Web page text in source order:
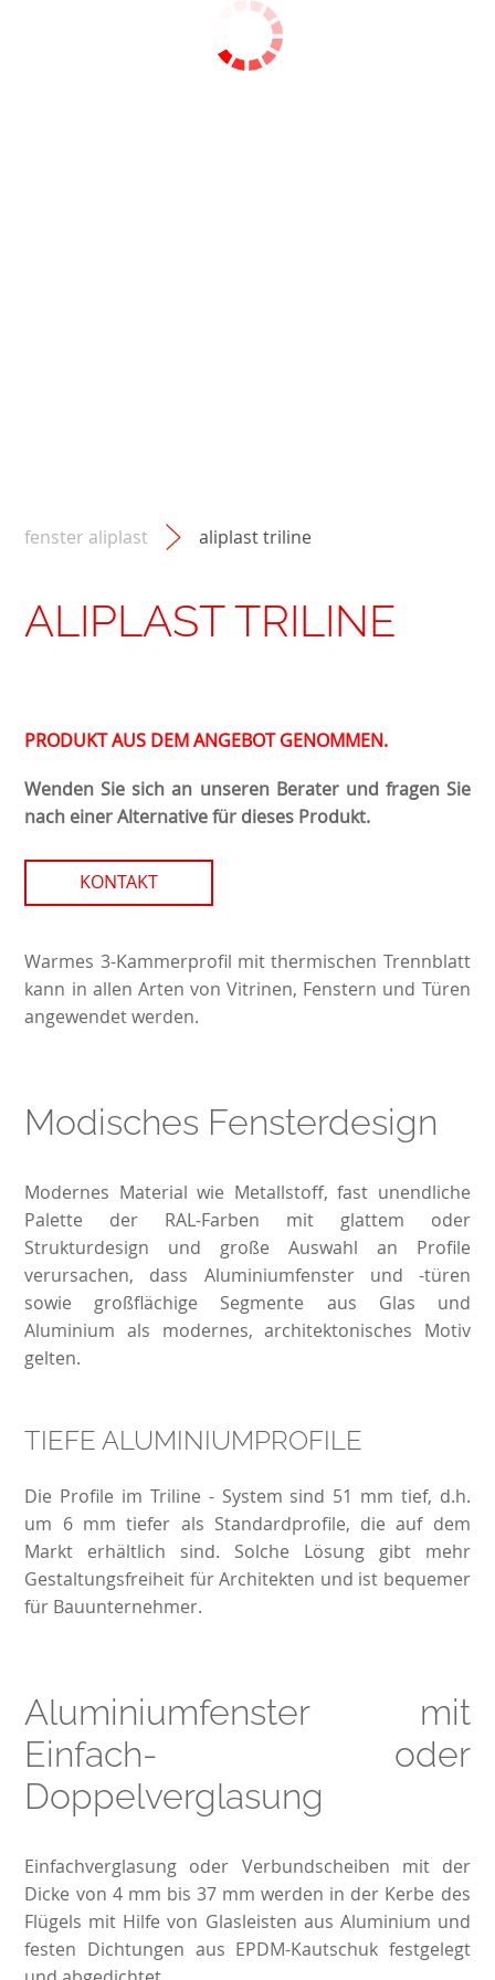
fenster aliplast aliplast triline
ALIPLAST TRILINE
PRODUKT AUS DEM ANGEBOT GENOMMEN.
Wenden Sie sich an unseren Berater und fragen Sie
nach einer Alternative für dieses Produkt.
KONTAKT
Warmes 3-Kammerprofil mit thermischen Trennblatt
kann in allen Arten von Vitrinen, Fenstern und Türen
angewendet werden.
Modisches Fensterdesign
Modernes Material wie Metallstoff, fast unendliche
Palette der RAL-Farben mit glattem oder
Strukturdesign und große Auswahl an Profile
verursachen, dass Aluminiumfenster und -türen
sowie großflächige Segmente aus Glas und
Aluminium als modernes, architektonisches Motiv
gelten.
TIEFE ALUMINIUMPROFILE
Die Profile im Triline - System sind 51 mm tief, d.h.
um 6 mm tiefer als Standardprofile, die auf dem
Markt erhältlich sind. Solche Lösung gibt mehr
Gestaltungsfreiheit für Architekten und ist bequemer
für Bauunternehmer.
Aluminiumfenster mit
Einfach- oder
Doppelverglasung
Einfachverglasung oder Verbundscheiben mit der
Dicke von 4 mm bis 37 mm werden in der Kerbe des
Flügels mit Hilfe von Glasleisten aus Aluminium und
festen Dichtungen aus EPDM-Kautschuk festgelegt